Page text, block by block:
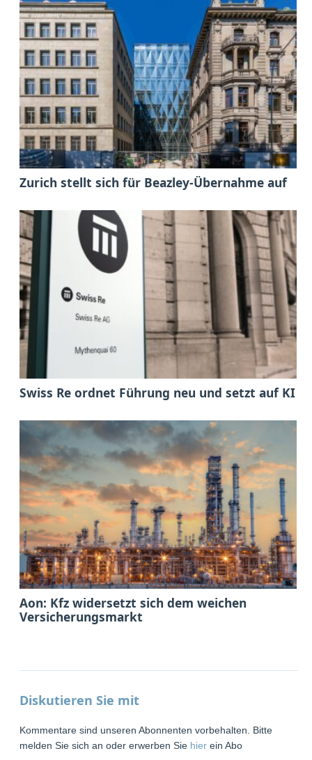
Zurich stellt sich für Beazley-Übernahme auf
Swiss Re ordnet Führung neu und setzt auf KI
Aon: Kfz widersetzt sich dem weichen
Versicherungsmarkt
Diskutieren Sie mit
Kommentare sind unseren Abonnenten vorbehalten. Bitte
melden Sie sich an oder erwerben Sie hier ein Abo